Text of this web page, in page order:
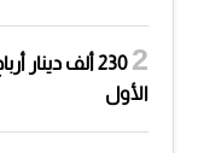
230 ألف
الأول